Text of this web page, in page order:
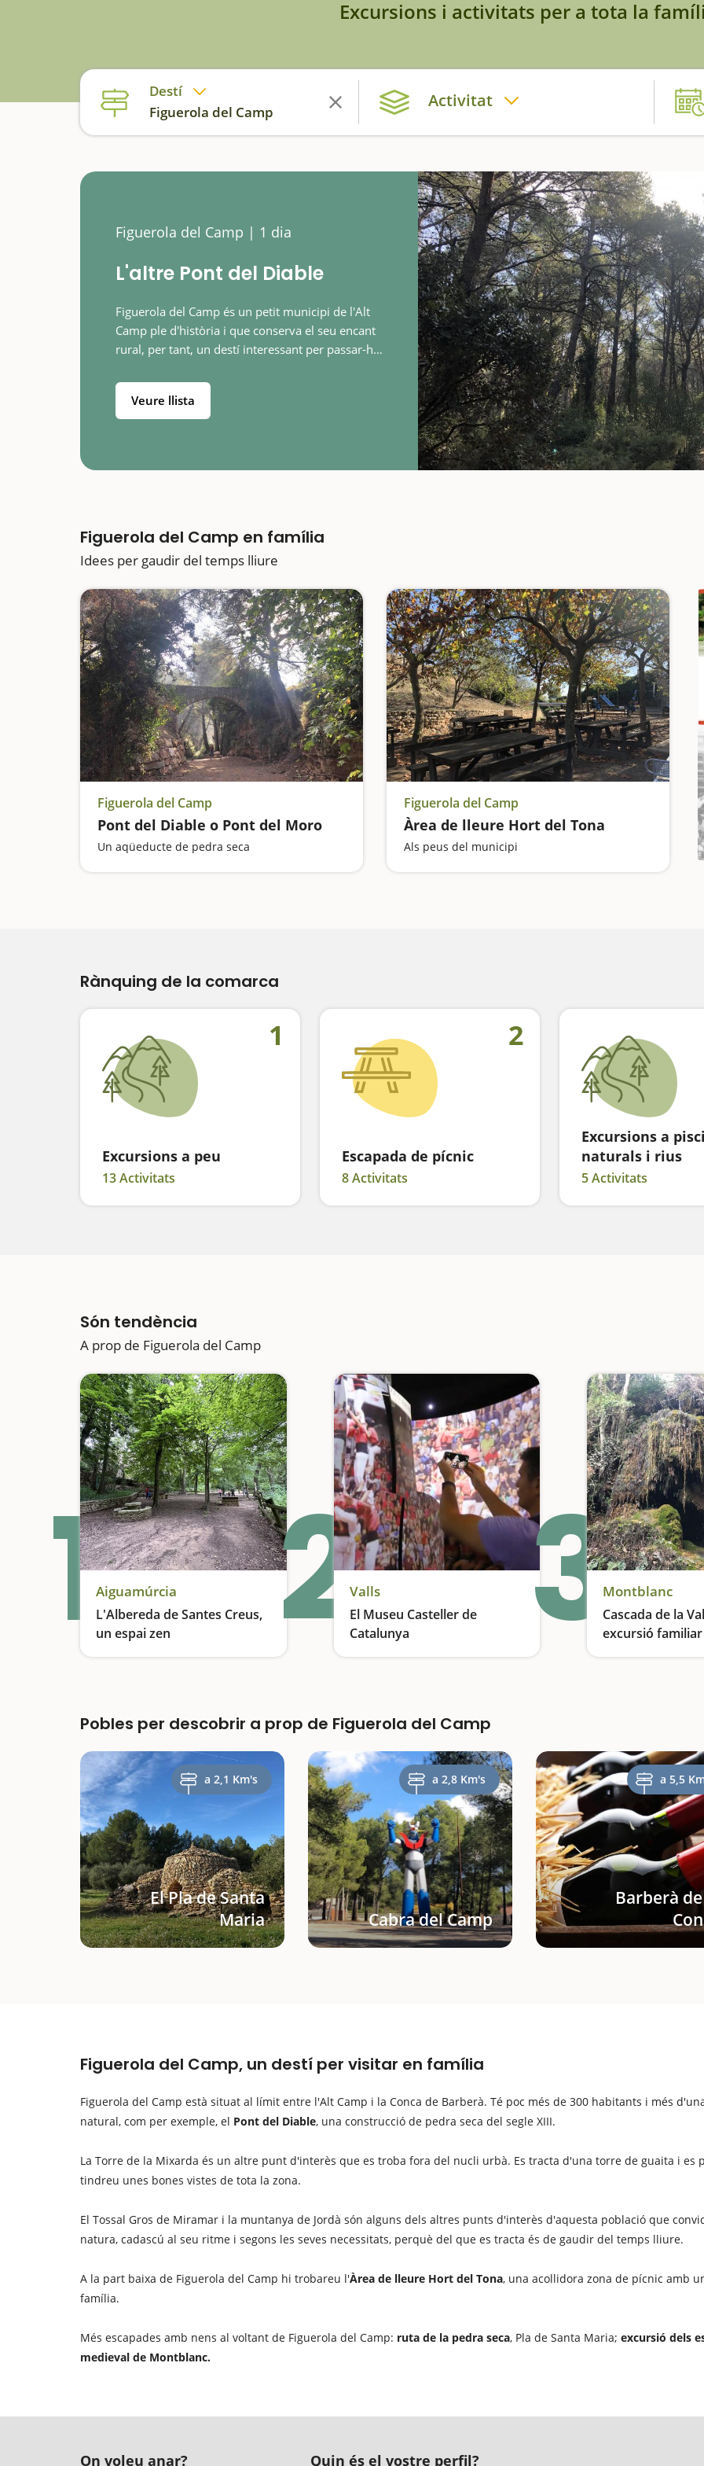
Excursions i activitats per a tota la
Destí
Figuerola del Camp
Activitat
Figuerola del Camp | 1 dia
L'altre Pont del Diable
Figuerola del Camp és un petit municipi de l'Alt
Camp ple d'història i que conserva el seu encant
rural, per tant, un destí interessant per passar-hi
conreu i boscos,…
Veure llista
Figuerola del Camp en família
Idees per gaudir del temps lliure
Figuerola del Camp
Pont del Diable o Pont del Moro
Un aqüeducte de pedra seca
Figuerola del Camp
Àrea de lleure Hort del Tona
Als peus del municipi
Rànquing de la comarca
1
Excursions a peu
13 Activitats
2
Escapada de pícnic
8 Activitats
Excursions a
naturals i rius
5 Activitats
Són tendència
A prop de Figuerola del Camp
1Aiguamúrcia
L'Albereda de Santes Creus,
un espai zen
Pícnic al peus del Monestir de Santes Creus 2Valls
El Museu Casteller de
Catalunya
Un Museu amb activitats immersives per a tota la família 3Montblanc
Cascada de la
excursió
Pobles per descobrir a prop de Figuerola del Camp
a 2,1 Km's
El Pla de Santa
Maria
a 2,8 Km's
Cabra del Camp
a 5,5
Barberà
Figuerola del Camp, un destí per visitar en família
Figuerola del Camp està situat al límit entre l'Alt Camp i la Conca de Barberà. Té poc més de 300 habitants i més
natural, com per exemple, el Pont del Diable, una construcció de pedra seca del segle XIII.
La Torre de la Mixarda és un altre punt d'interès que es troba fora del nucli urbà. Es tracta d'una torre de guaita i es
tindreu unes bones vistes de tota la zona.
El Tossal Gros de Miramar i la muntanya de Jordà són alguns dels altres punts d'interès d'aquesta població que
natura, cadascú al seu ritme i segons les seves necessitats, perquè del que es tracta és de gaudir del temps lliure.
A la part baixa de Figuerola del Camp hi trobareu l'Àrea de lleure Hort del Tona, una acollidora zona de pícnic amb
família.
Més escapades amb nens al voltant de Figuerola del Camp: ruta de la pedra seca, Pla de Santa Maria; excursió dels
medieval de Montblanc.
On voleu anar? Quin és el vostre perfil?